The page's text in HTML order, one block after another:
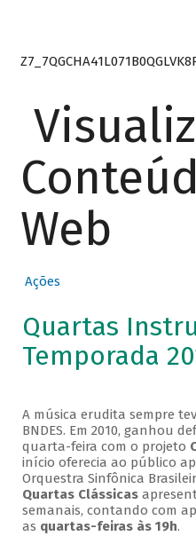
Web
Ações
Quartas
Temporada
A música erudita sempre
BNDES. Em 2010, ganhou
quarta-feira com o projeto
início oferecia ao público
Orquestra Sinfônica
Quartas Clássicas
semanais, contando com
as quartas-feiras às 19h.